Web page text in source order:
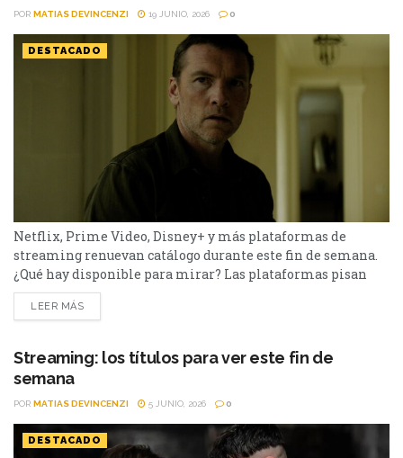
POR MATIAS DEVINCENZI 19 JUNIO, 2026 0
DESTACADO
Netflix, Prime Video, Disney+ y más plataformas de
streaming renuevan catálogo durante este fin de semana.
¿Qué hay disponible para mirar? Las plataformas pisan
fuerte con una batería de lanzamientos que combinan
producciones locales y adaptaciones ambiciosas.
el menú tiene de todo. I Will Find You - Netflix Te
encontraré es una miniserie basada en...
LEER MÁS
Streaming: los títulos para ver este fin de
semana
POR MATIAS DEVINCENZI 5 JUNIO, 2026 0
DESTACADO